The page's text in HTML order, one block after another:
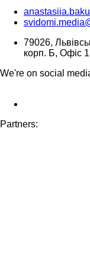
79026,
корп. Б, Офіс 1
We're on social
Partners: